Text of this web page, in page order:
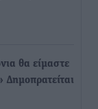
θα είμαστε